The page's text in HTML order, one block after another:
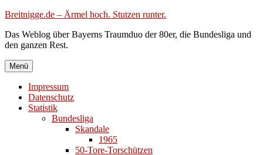
Zum
springen
Breitnigge.de – Ärmel hoch. Stutzen runter.
Das Weblog über Bayerns Traumduo der 80er, die Bundesliga und
den ganzen Rest.
Menü
Impressum
Datenschutz
Statistik
Bundesliga
Skandale
1965
50-Tore-Torschützen